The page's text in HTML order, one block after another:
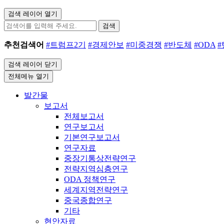
검색 레이어 열기
검색
추천검색어 #트럼프2기 #경제안보 #미중경쟁 #반도체 #ODA #
검색 레이어 닫기
전체메뉴 열기
발간물
보고서
전체보고서
연구보고서
기본연구보고서
연구자료
중장기통상전략연구
전략지역심층연구
ODA 정책연구
세계지역전략연구
중국종합연구
기타
현안자료